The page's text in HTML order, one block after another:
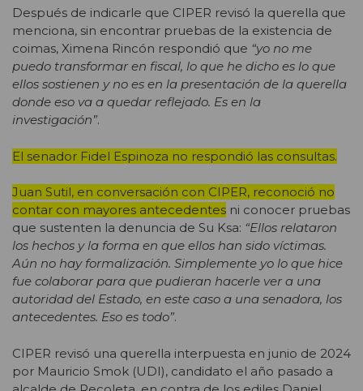
Después de indicarle que CIPER revisó la querella que
menciona, sin encontrar pruebas de la existencia de
coimas, Ximena Rincón respondió que “yo no me
puedo transformar en fiscal, lo que he dicho es lo que
ellos sostienen y no es en la presentación de la querella
donde eso va a quedar reflejado. Es en la
investigación”.
El senador Fidel Espinoza no respondió las consultas.
Juan Sutil, en conversación con CIPER, reconoció no
contar con mayores antecedentes ni conocer pruebas
que sustenten la denuncia de Su Ksa: “Ellos relataron
los hechos y la forma en que ellos han sido víctimas.
Aún no hay formalización. Simplemente yo lo que hice
fue colaborar para que pudieran hacerle ver a una
autoridad del Estado, en este caso a una senadora, los
antecedentes. Eso es todo”.
CIPER revisó una querella interpuesta en junio de 2024
por Mauricio Smok (UDI), candidato el año pasado a